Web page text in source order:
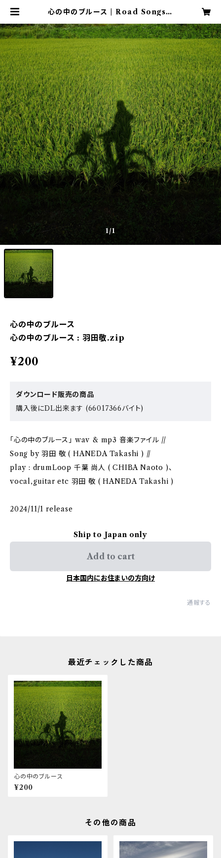
心の中のブルース | Road Songs ~
1/1
心の中のブルース
心の中のブルース : 羽田敬.zip
¥200
ダウンロード販売の商品
購入後にDL出来ます (66017366バイト)
「心の中のブルース」 wav & mp3 音楽ファイル //
Song by 羽田 敬 ( HANEDA Takashi ) //
play : drumLoop 千葉 尚人 ( CHIBA Naoto )、
vocal,guitar etc 羽田 敬 ( HANEDA Takashi )
2024/11/1 release
Ship to Japan only
Add to cart
日本国内にお住まいの方向け
通報する
最近チェックした商品
心の中のブルース
¥200
その他の商品